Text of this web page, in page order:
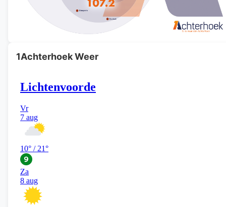
1Achterhoek Weer